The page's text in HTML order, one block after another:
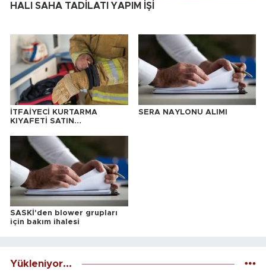
HALI SAHA TADİLATI YAPIM İŞİ
İTFAİYECİ KURTARMA
KIYAFETİ SATIN
SERA NAYLONU ALIMI
SASKİ'den blower grupları
için bakım ihalesi
Yükleniyor...